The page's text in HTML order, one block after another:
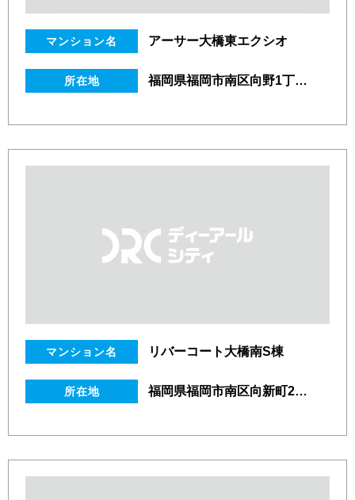
マンション名 アーサー大橋東エクシオ
所在地 福岡県福岡市南区向野1丁目3番13号
マンション名 リバーコート大橋南S棟
所在地 福岡県福岡市南区向新町2丁目6番14号